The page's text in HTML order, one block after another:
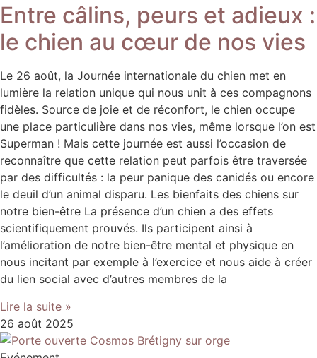
Entre câlins, peurs et adieux :
le chien au cœur de nos vies
Le 26 août, la Journée internationale du chien met en
lumière la relation unique qui nous unit à ces compagnons
fidèles. Source de joie et de réconfort, le chien occupe
une place particulière dans nos vies, même lorsque l’on est
Superman ! Mais cette journée est aussi l’occasion de
reconnaître que cette relation peut parfois être traversée
par des difficultés : la peur panique des canidés ou encore
le deuil d’un animal disparu. Les bienfaits des chiens sur
notre bien-être La présence d’un chien a des effets
scientifiquement prouvés. Ils participent ainsi à
l’amélioration de notre bien-être mental et physique en
nous incitant par exemple à l’exercice et nous aide à créer
du lien social avec d’autres membres de la
Lire la suite »
26 août 2025